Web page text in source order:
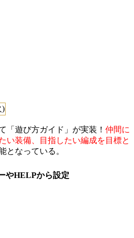
)
「遊び方ガイド」が実装！ 仲間に
い装備、目指したい編成を目標と
となっている。
やHELPから設定